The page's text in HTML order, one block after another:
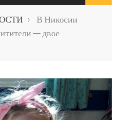
›
В Никосии
— двое